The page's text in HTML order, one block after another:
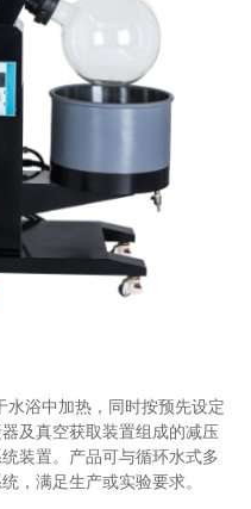
浴中加热，同时按预先设定
及真空获取装置组成的减压
装置。产品可与循环水式多
，满足生产或实验要求。